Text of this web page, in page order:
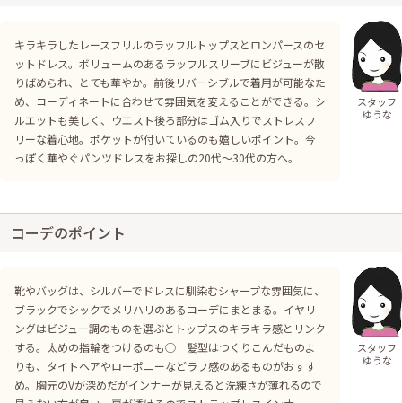
キラキラしたレースフリルのラッフルトップスとロンパースのセ
ットドレス。ボリュームのあるラッフルスリーブにビジューが散
りばめられ、とても華やか。前後リバーシブルで着用が可能なた
め、コーディネートに合わせて雰囲気を変えることができる。シ
ルエットも美しく、ウエスト後ろ部分はゴム入りでストレスフ
リーな着心地。ポケットが付いているのも嬉しいポイント。今
っぽく華やぐパンツドレスをお探しの20代〜30代の方へ。
スタッフ
ゆうな
コーデのポイント
靴やバッグは、シルバーでドレスに馴染むシャープな雰囲気に、
ブラックでシックでメリハリのあるコーデにまとまる。イヤリ
ングはビジュー調のものを選ぶとトップスのキラキラ感とリンク
する。太めの指輪をつけるのも◯ 髪型はつくりこんだものよ
りも、タイトヘアやローポニーなどラフ感のあるものがおすす
め。胸元のVが深めだがインナーが見えると洗練さが薄れるので
スタッフ
ゆうな